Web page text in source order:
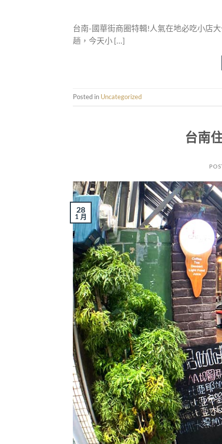
台南-國華街商圈特輯!人氣在地必吃小店
趟，今天小 […]
Posted in Uncategorized
台南
28
1 月